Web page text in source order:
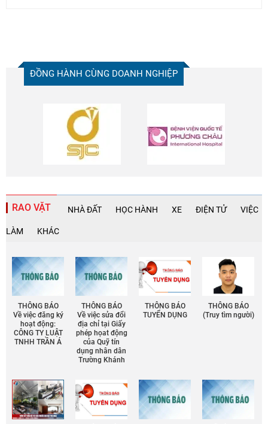
ĐỒNG HÀNH CÙNG DOANH NGHIỆP
RAO VẶT NHÀ ĐẤT HỌC HÀNH XE ĐIỆN TỬ VIỆC
LÀM KHÁC
THÔNG BÁO
Về việc đăng ký
hoạt động:
CÔNG TY LUẬT
TNHH TRẦN Á
THÔNG BÁO
Về việc sửa đổi
địa chỉ tại Giấy
phép họat động
của Quỹ tín
dụng nhân dân
Trường Khánh
THÔNG BÁO
TUYỂN DỤNG
THÔNG BÁO
(Truy tìm người)